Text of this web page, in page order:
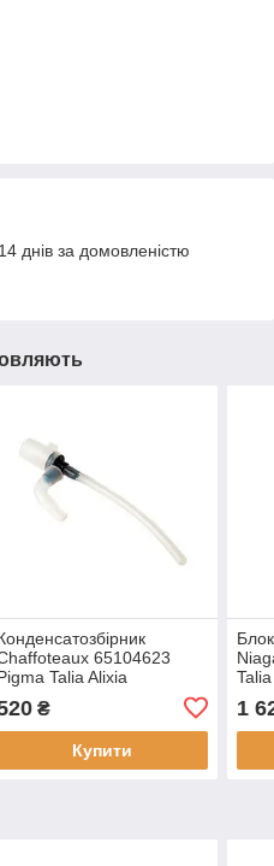
днів за домовленістю
65104623
Talia Alixia
₴
Купити
1